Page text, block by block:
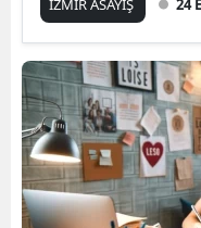
İZMİR ASAYİŞ 24